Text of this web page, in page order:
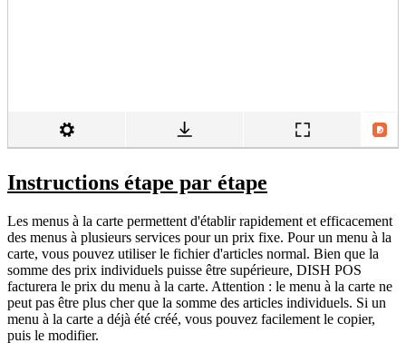
Instructions étape par étape
Les menus à la carte permettent d'établir rapidement et efficacement
des menus à plusieurs services pour un prix fixe. Pour un menu à la
carte, vous pouvez utiliser le fichier d'articles normal. Bien que la
somme des prix individuels puisse être supérieure, DISH POS
facturera le prix du menu à la carte. Attention : le menu à la carte ne
peut pas être plus cher que la somme des articles individuels. Si un
menu à la carte a déjà été créé, vous pouvez facilement le copier,
puis le modifier.